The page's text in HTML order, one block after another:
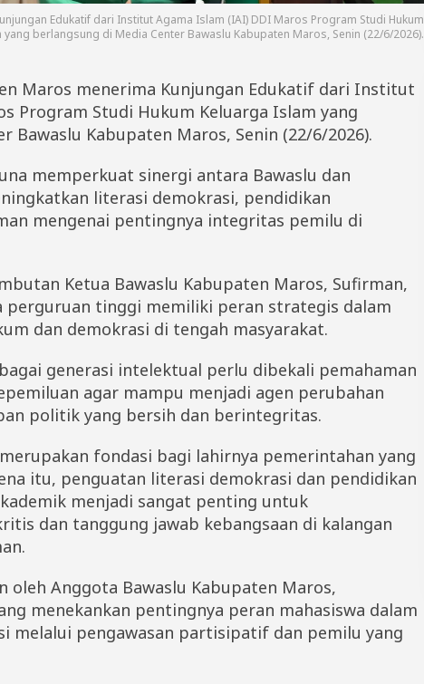
Edukatif dari Institut Agama Islam (IAI) DDI Maros Program Studi Hukum
yang berlangsung di Media Center Bawaslu Kabupaten Maros, Senin (22/6/2026).
Maros menerima Kunjungan Edukatif dari Institut
Program Studi Hukum Keluarga Islam yang
Bawaslu Kabupaten Maros, Senin (22/6/2026).
memperkuat sinergi antara Bawaslu dan
literasi demokrasi, pendidikan
mengenai pentingnya integritas pemilu di
Ketua Bawaslu Kabupaten Maros, Sufirman,
perguruan tinggi memiliki peran strategis dalam
dan demokrasi di tengah masyarakat.
generasi intelektual perlu dibekali pemahaman
agar mampu menjadi agen perubahan
politik yang bersih dan berintegritas.
fondasi bagi lahirnya pemerintahan yang
itu, penguatan literasi demokrasi dan pendidikan
menjadi sangat penting untuk
dan tanggung jawab kebangsaan di kalangan
oleh Anggota Bawaslu Kabupaten Maros,
menekankan pentingnya peran mahasiswa dalam
melalui pengawasan partisipatif dan pemilu yang